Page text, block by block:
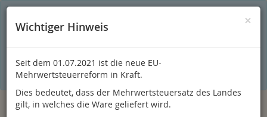
Einkaufserlebnis. Dabei werden beispielsweise die Session-
gespeichert. Ohne Cookies ist der Funktionsumfang des
Online-Shops eingeschränkt.Sind Sie damit nicht
einverstanden, klicken Sie bitte hier.
×
Wichtiger Hinweis
Seit dem 01.07.2021 ist die neue EU-
Mehrwertsteuerreform in Kraft.
Dies bedeutet, dass der Mehrwertsteuersatz des Landes
gilt, in welches die Ware geliefert wird.